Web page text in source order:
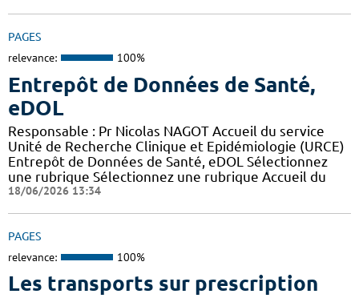
PAGES
relevance: 100%
Entrepôt de Données de Santé,
eDOL
Responsable : Pr Nicolas NAGOT Accueil du service
Unité de Recherche Clinique et Epidémiologie (URCE)
Entrepôt de Données de Santé, eDOL Sélectionnez
une rubrique Sélectionnez une rubrique Accueil du
18/06/2026 13:34
PAGES
relevance: 100%
Les transports sur prescription